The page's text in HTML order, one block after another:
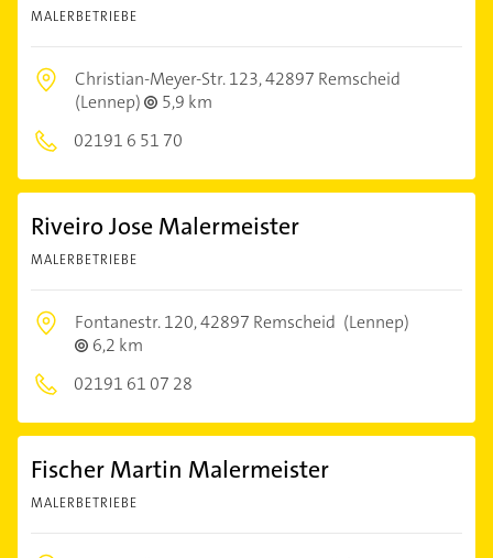
MALERBETRIEBE
Christian-Meyer-Str. 123,42897 Remscheid
(Lennep)
5,9 km
02191 6 51 70
Riveiro Jose Malermeister
MALERBETRIEBE
Fontanestr. 120,42897 Remscheid (Lennep)
6,2 km
02191 61 07 28
Fischer Martin Malermeister
MALERBETRIEBE